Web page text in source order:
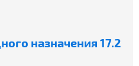
назначения 17.2